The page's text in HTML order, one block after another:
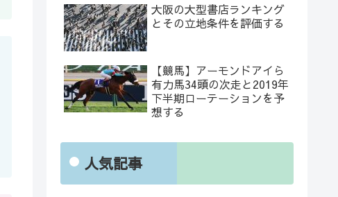
大阪の大型書店ランキング
とその立地条件を評価する
【競馬】アーモンドアイら
有力馬34頭の次走と2019年
下半期ローテーションを予
想する
人気記事